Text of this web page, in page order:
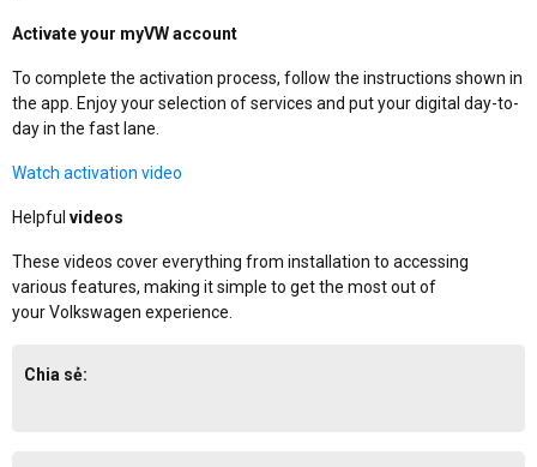
Activate your myVW account
To complete the activation process, follow the instructions shown in
the app. Enjoy your selection of services and put your digital day-to-
day in the fast lane.
Watch activation video
Helpful videos
These videos cover everything from installation to accessing
various features, making it simple to get the most out of
your Volkswagen experience.
Chia sẻ: